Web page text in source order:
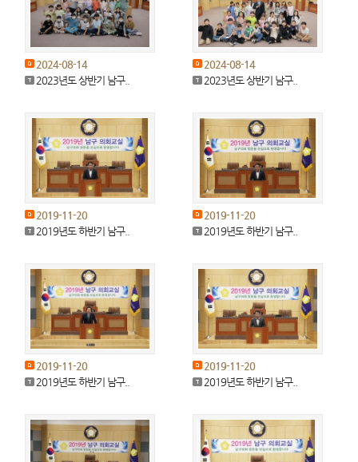
2024-08-14
2023년도 상반기 남구..
2024-08-14
2023년도 상반기 남구..
2019-11-20
2019년도 하반기 남구..
2019-11-20
2019년도 하반기 남구..
2019-11-20
2019년도 하반기 남구..
2019-11-20
2019년도 하반기 남구..